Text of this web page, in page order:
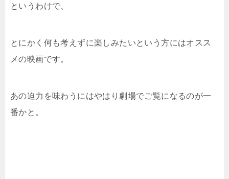
というわけで、
とにかく何も考えずに楽しみたいという方にはオスス
メの映画です。
あの迫力を味わうにはやはり劇場でご覧になるのが一
番かと。